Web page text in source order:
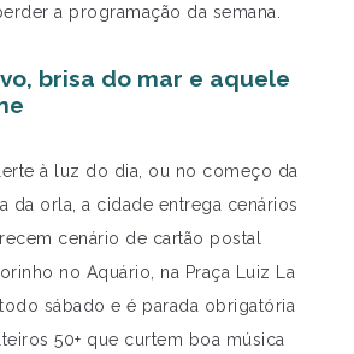
a programação da semana.
brisa do mar e aquele
à luz do dia, ou no começo da
da orla, a cidade entrega cenários
cenário de cartão postal
no Aquário, na Praça Luiz La
sábado e é parada obrigatória
50+ que curtem boa música